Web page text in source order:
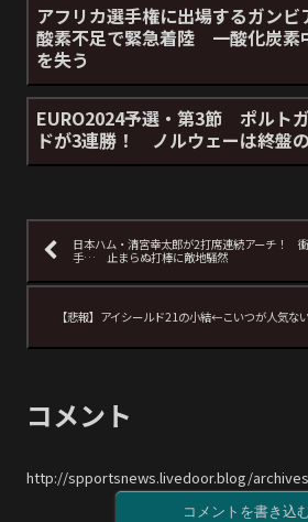
アフリカ選手権に出場するガン
酸素不足で緊急着陸 一酸化炭素
を失う
EURO2024予選・第3節 ポルト
ドが3連勝！ ノルウェーは終盤
日本ハム・清宮幸太郎が2打席連続アーチ！
手… 止まらぬ打棒に敵地騒然
【悲報】アイシールド21の小結←こいつが人気な
コメント
http://spportsnews.livedoor.blog/
コメントを書き込